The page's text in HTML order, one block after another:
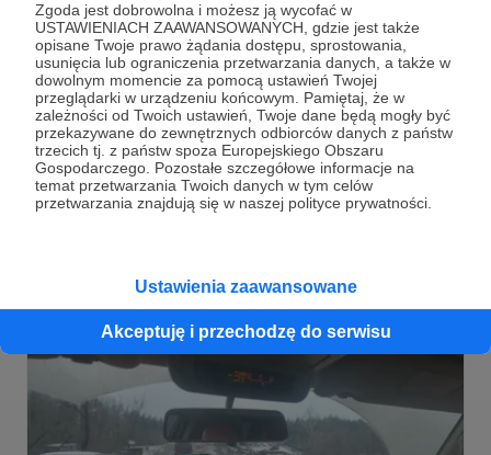
Zgoda jest dobrowolna i możesz ją wycofać w
USTAWIENIACH ZAAWANSOWANYCH, gdzie jest także
opisane Twoje prawo żądania dostępu, sprostowania,
usunięcia lub ograniczenia przetwarzania danych, a także w
dowolnym momencie za pomocą ustawień Twojej
przeglądarki w urządzeniu końcowym. Pamiętaj, że w
zależności od Twoich ustawień, Twoje dane będą mogły być
przekazywane do zewnętrznych odbiorców danych z państw
trzecich tj. z państw spoza Europejskiego Obszaru
Gospodarczego. Pozostałe szczegółowe informacje na
temat przetwarzania Twoich danych w tym celów
przetwarzania znajdują się w naszej polityce prywatności.
Ustawienia zaawansowane
Akceptuję i przechodzę do serwisu
21.02.2023 ● Brak komentarzy
Deprawacja
Jedna kwestia w mowie putina mnie rozbawiła –
oskarżenie w naszą, zachodnią stronę, że deprawujemy
dzieci (na co roSSja nigdy u siebie nie pozwoli!).